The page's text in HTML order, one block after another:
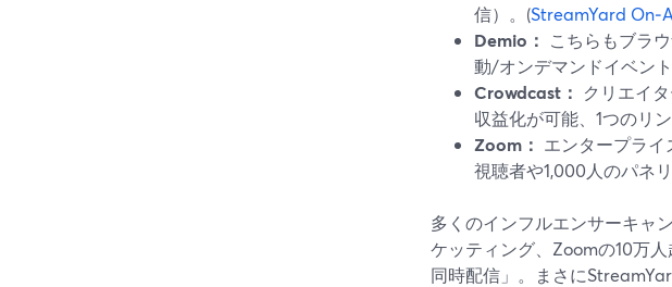
信）。(StreamYard
Demio： こちらもブラ
動/オンデマンドイベン
Crowdcast： クリエイ
収益化が可能、1つのリ
Zoom： エンタープラ
視聴者や1,000人のパネ
多くのインフルエンサーキャ
ケッティング、Zoomの10万
同時配信」。まさに